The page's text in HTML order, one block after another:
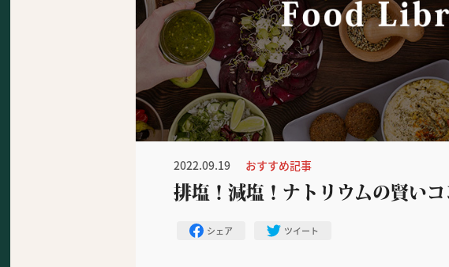
2022.09.19 おすすめ記事
排塩！減塩！ナトリウムの賢い
シェア ツイート